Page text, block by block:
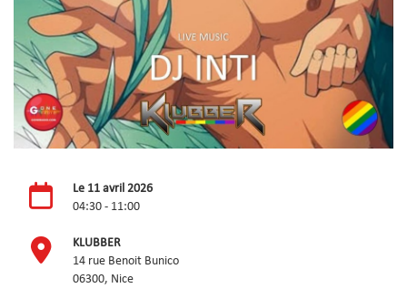
Le 11 avril 2026
04:30 - 11:00
KLUBBER
14 rue Benoit Bunico
06300, Nice